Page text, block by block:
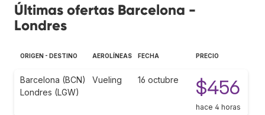
Últimas ofertas Barcelona -
Londres
ORIGEN - DESTINO AEROLÍNEAS FECHA PRECIO
Barcelona (BCN)
Londres (LGW)
Vueling 16 octubre $456
hace 4 horas